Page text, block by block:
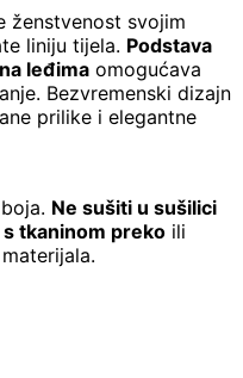
ženstvenost svojim
liniju tijela. Podstava
leđima omogućava
Bezvremenski dizajn
prilike i elegantne
Ne sušiti u sušilici
s tkaninom preko ili